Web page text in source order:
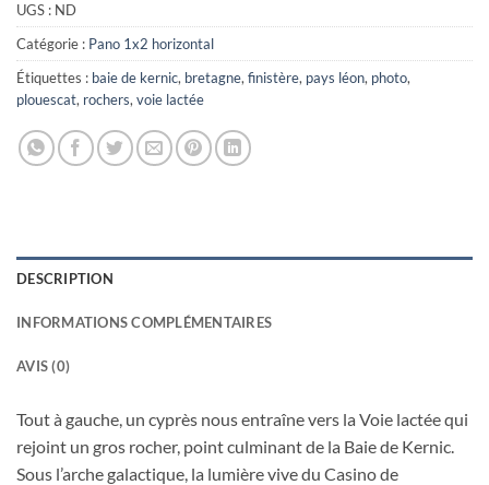
UGS : ND
Catégorie : Pano 1x2 horizontal
Étiquettes : baie de kernic, bretagne, finistère, pays léon, photo,
plouescat, rochers, voie lactée
DESCRIPTION
INFORMATIONS COMPLÉMENTAIRES
AVIS (0)
Tout à gauche, un cyprès nous entraîne vers la Voie lactée qui
rejoint un gros rocher, point culminant de la Baie de Kernic.
Sous l’arche galactique, la lumière vive du Casino de